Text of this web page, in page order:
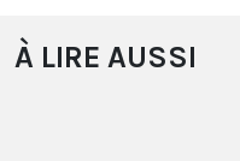
À LIRE AUSSI